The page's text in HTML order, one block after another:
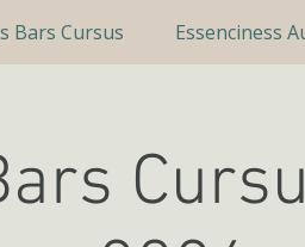
Bars Cursus Essenciness